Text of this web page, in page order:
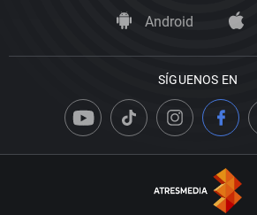
Android
SÍGUENOS EN